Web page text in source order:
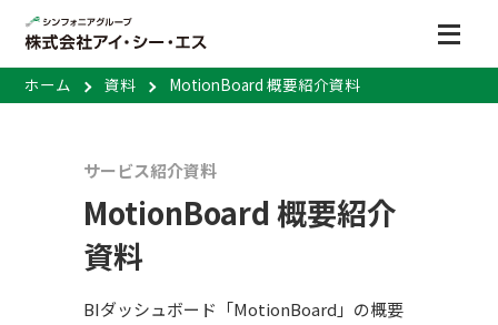
ホーム 資料 MotionBoard 概要紹介資料
サービス紹介資料
MotionBoard 概要紹介
資料
BIダッシュボード「MotionBoard」の概要